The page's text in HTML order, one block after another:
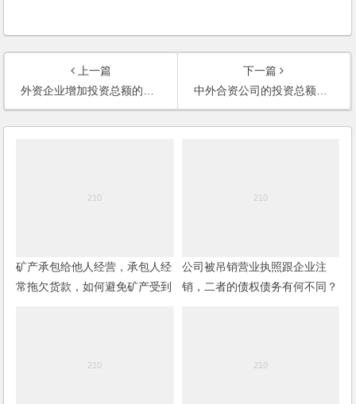
上一篇
外资企业增加投资总额的申请得到批准，实际投入达不到，怎么办？
下一篇
中外合资公司的投资总额与注册资本比例为何？超出注册资本的部分如何处理？
矿产承包给他人经营，承包人经
常拖欠货款，如何避免矿产受到
公司被吊销营业执照跟企业注
销，二者的债权债务有何不同？